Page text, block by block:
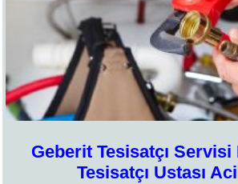
Geberit Tesisatçı
Tesisatçı Ustası